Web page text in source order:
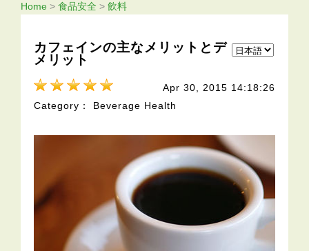
Home > 食品安全 > 飲料
カフェインの主なメリットとデ
メリット
Apr 30, 2015 14:18:26
Category： Beverage Health